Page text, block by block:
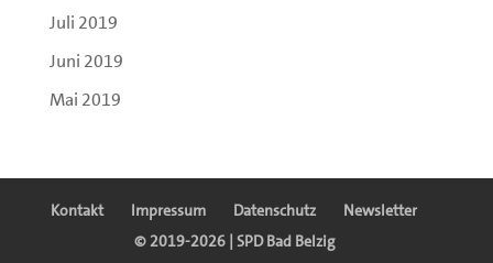
Juli 2019
Juni 2019
Mai 2019
Kontakt Impressum Datenschutz
Newsletter
© 2019-2026 | SPD Bad Belzig